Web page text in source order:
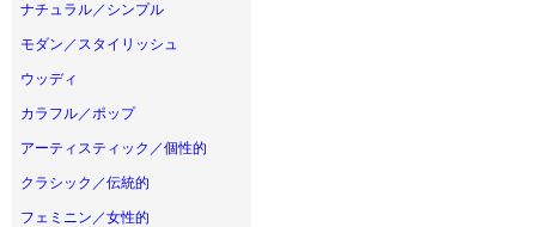
ナチュラル／シンプル
モダン／スタイリッシュ
ウッディ
カラフル／ポップ
アーティスティック／個性的
クラシック／伝統的
フェミニン／女性的